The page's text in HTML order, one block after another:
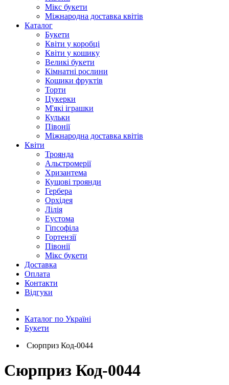
Мікс букети
Міжнародна доставка квітів
Каталог
Букети
Квіти у коробці
Квіти у кошику
Великі букети
Кімнатні рослини
Кошики фруктів
Торти
Цукерки
М'які іграшки
Кульки
Півонії
Міжнародна доставка квітів
Квіти
Троянда
Альстромерії
Хризантема
Кущові троянди
Гербера
Орхідея
Лілія
Еустома
Гіпсофіла
Гортензії
Півонії
Мікс букети
Доставка
Оплата
Контакти
Відгуки
Каталог по Україні
Букети
Сюрприз Код-0044
Сюрприз Код-0044